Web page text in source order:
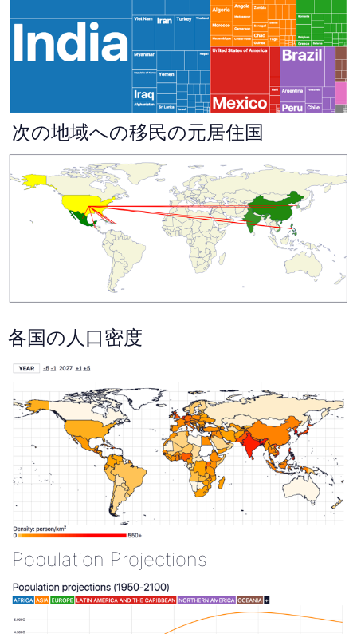
次の地域への移民の元居住国
各国の人口密度
Population Projections